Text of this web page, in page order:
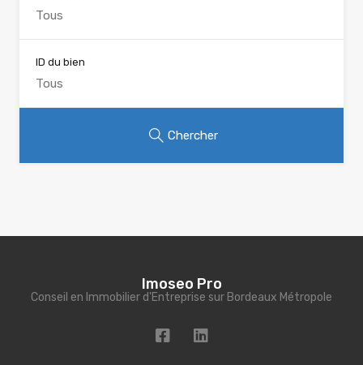
ID du bien
Chercher
Imoseo Pro
Conseil en Immobilier d'Entreprise sur Bordeaux Métropole